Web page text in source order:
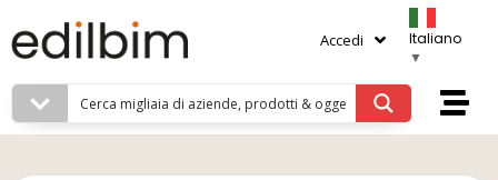
Accedi
Italiano
▼